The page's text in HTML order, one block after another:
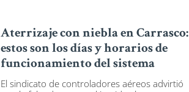
Aterrizaje con niebla en Carrasco:
estos son los días y horarios de
funcionamiento del sistema
El sindicato de controladores aéreos advirtió